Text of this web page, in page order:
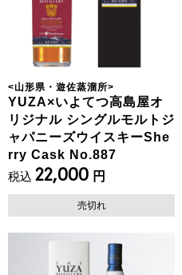
<山形県・遊佐蒸溜所>
YUZA×いよてつ高島屋オ
リジナル シングルモルトジ
ャパニーズウイスキーShe
rry Cask No.887
税込 22,000 円
売切れ